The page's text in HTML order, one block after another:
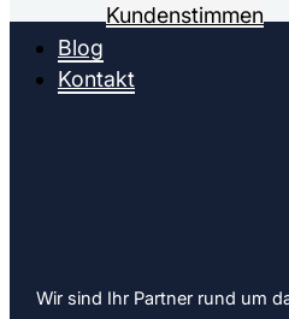
Kundenstimmen
Blog
Kontakt
Wir sind Ihr Partner rund um